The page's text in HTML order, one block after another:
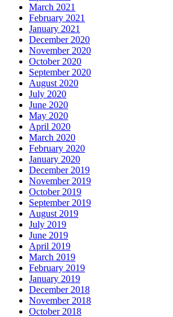
March 2021
February 2021
January 2021
December 2020
November 2020
October 2020
September 2020
August 2020
July 2020
June 2020
May 2020
April 2020
March 2020
February 2020
January 2020
December 2019
November 2019
October 2019
September 2019
August 2019
July 2019
June 2019
April 2019
March 2019
February 2019
January 2019
December 2018
November 2018
October 2018